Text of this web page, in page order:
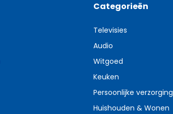
Categorieën
Televisies
Audio
Witgoed
Keuken
Persoonlijke verzorging
Huishouden & Wonen